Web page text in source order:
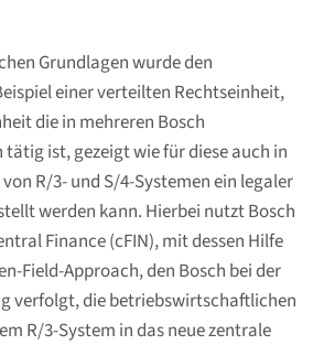
Grundlagen wurde den
einer verteilten Rechtseinheit,
die in mehreren Bosch
tätig ist, gezeigt wie für diese auch in
R/3- und S/4-Systemen ein legaler
werden kann. Hierbei nutzt Bosch
Finance (cFIN), mit dessen Hilfe
Field-Approach, den Bosch bei der
verfolgt, die betriebswirtschaftlichen
R/3-System in das neue zentrale